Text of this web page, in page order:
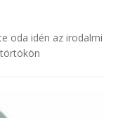
oda idén az irodalmi